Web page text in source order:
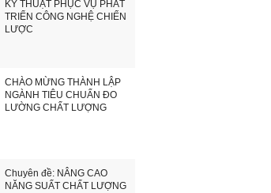
KỸ THUẬT PHỤC VỤ PHÁT
TRIỂN CÔNG NGHỆ CHIẾN
LƯỢC
CHÀO MỪNG THÀNH LẬP
NGÀNH TIÊU CHUẨN ĐO
LƯỜNG CHẤT LƯỢNG
Chuyên đề: NÂNG CAO
NĂNG SUẤT CHẤT LƯỢNG